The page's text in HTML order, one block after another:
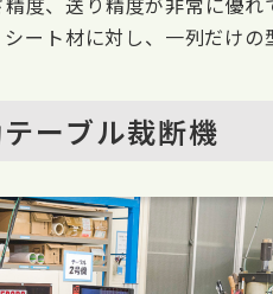
シート材に対し、一列だけの
ーブル裁断機